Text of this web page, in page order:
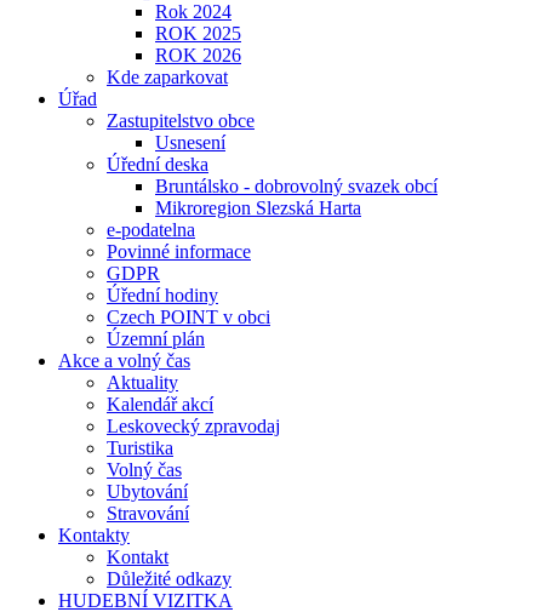
Rok 2024
ROK 2025
ROK 2026
Kde zaparkovat
Úřad
Zastupitelstvo obce
Usnesení
Úřední deska
Bruntálsko - dobrovolný svazek obcí
Mikroregion Slezská Harta
e-podatelna
Povinné informace
GDPR
Úřední hodiny
Czech POINT v obci
Územní plán
Akce a volný čas
Aktuality
Kalendář akcí
Leskovecký zpravodaj
Turistika
Volný čas
Ubytování
Stravování
Kontakty
Kontakt
Důležité odkazy
HUDEBNÍ VIZITKA